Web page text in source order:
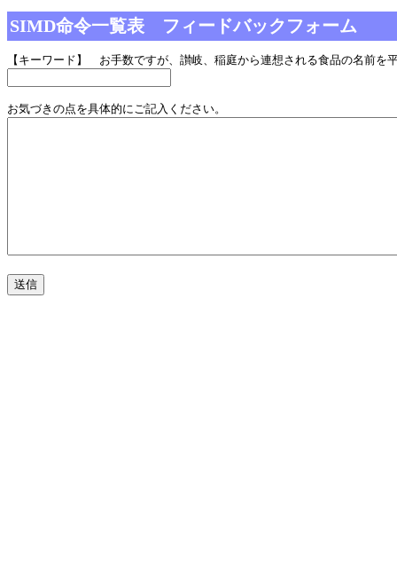
SIMD命令一覧表 フィードバックフォーム
【キーワード】 お手数ですが、讃岐、稲庭から連想される食品の名前を
お気づきの点を具体的にご記入ください。